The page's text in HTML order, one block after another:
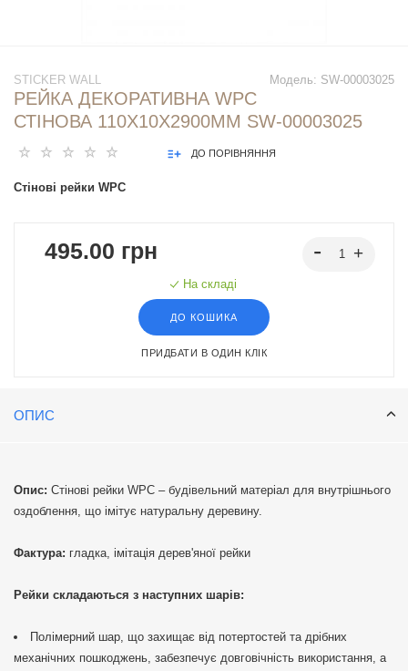
Модель: SW-00003025
STICKER WALL
РЕЙКА ДЕКОРАТИВНА WPC
СТІНОВА 110Х10Х2900ММ SW-00003025
ДО ПОРІВНЯННЯ
Стінові рейки WPC
495.00 грн
На складі
ДО КОШИКА
ПРИДБАТИ В ОДИН КЛІК
ОПИС
Опис: Стінові рейки WPC – будівельний матеріал для внутрішнього
оздоблення, що імітує натуральну деревину.
Фактура: гладка, імітація дерев'яної рейки
Рейки складаються з наступних шарів:
Полімерний шар, що захищає від потертостей та дрібних
механічних пошкоджень, забезпечує довговічність використання, а